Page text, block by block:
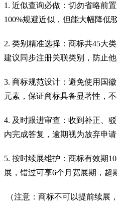
1. 近似查询必做：切勿省略前
100%规避近似，但能大幅降低
2. 类别精准选择：商标共45大
建议同步注册关联类别，防止
3. 商标规范设计：避免使用国
元素，保证商标具备显著性，
4. 及时跟进审查：收到补正、
内完成答复，逾期视为放弃申
5. 按时续展维护：商标有效期
展，错过可享6个月宽展期，超
（注意：商标不可以提前续展